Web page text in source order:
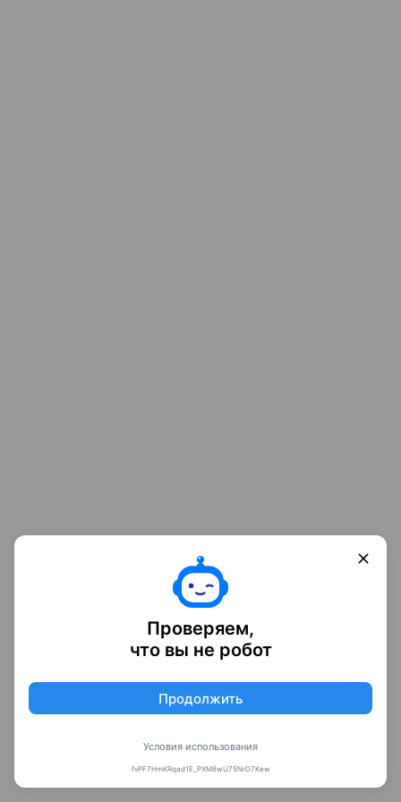
Проверяем,
что вы не робот
Продолжить
Условия использования
fvPF7HmKRqad1E_PXM8wU75NrD7Kew